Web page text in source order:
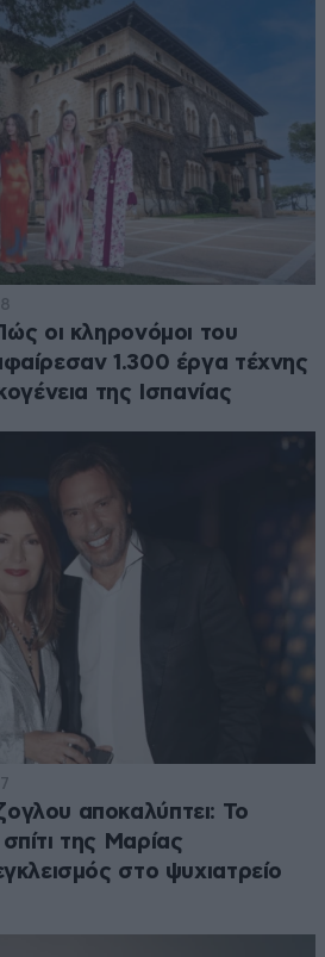
οι κληρονόμοι του
1.300 έργα τέχνης
της Ισπανίας
αποκαλύπτει: Το
της Μαρίας
στο ψυχιατρείο